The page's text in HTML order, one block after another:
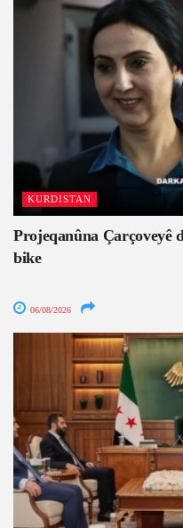
KURDISTAN
Projeqanûna Çarçoveyê
bike
06/08/2026